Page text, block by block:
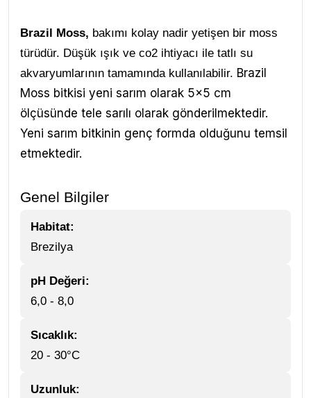
Brazil Moss, bakımı kolay nadir yetişen bir moss
türüdür. Düşük ışık ve co2 ihtiyacı ile tatlı su
akvaryumlarının tamamında kullanılabilir. Brazil
Moss bitkisi yeni sarım olarak 5x5 cm
ölçüsünde tele sarılı olarak gönderilmektedir.
Yeni sarım bitkinin genç formda olduğunu temsil
etmektedir.
Genel Bilgiler
Habitat:
Brezilya
pH Değeri:
6,0 - 8,0
Sıcaklık:
20 - 30°C
Uzunluk: